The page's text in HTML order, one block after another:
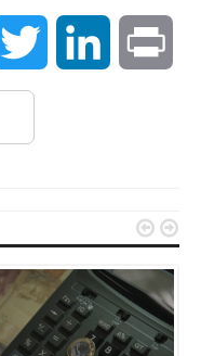
Twitter LinkedIn
 